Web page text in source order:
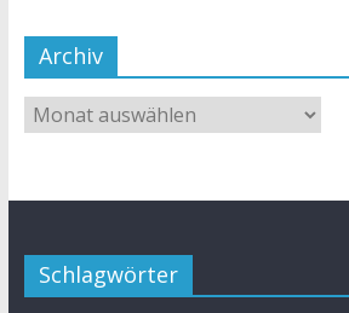
Archiv
Schlagwörter